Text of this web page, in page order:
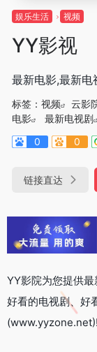
娱乐生活 视频
YY影视
最新电影,最新电
标签： 视频 云影
电影
最新电视剧
0
0
链接直达
YY影院为您提供最
好看的电视剧、好
(www.yyzone.net)!